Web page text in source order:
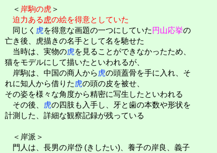
＜ 岸駒の虎 ＞
迫力ある 虎の絵を得意としていた
同じく 虎を得意な画題の一つにしていた 円山応挙の
亡き後、虎描きの名手として名を馳せた
当時は、実物の虎を見ることができなかったため、
猫をモデルにして描いたといわれるが、
岸駒は、中国の商人から 虎の頭蓋骨を手に入れ、そ
れに知人から借りた 虎の頭の皮を被せ、
その姿を様々な角度から精密に写生したといわれる
その後、
虎の四肢も入手し、牙と歯の本数や形状を
計測した、詳細な観察記録が残っている
＜岸派＞
門人は、長男の岸岱 (きしたい)、養子の岸良、義子